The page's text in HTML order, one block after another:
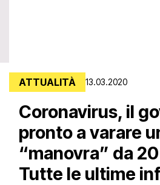
ATTUALITÀ 13.03.2020
Coronavirus, il
pronto a varare
“manovra” da
Tutte le ultime